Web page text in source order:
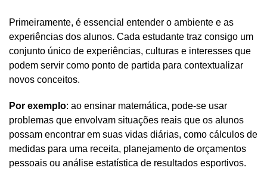
Primeiramente, é essencial entender o ambiente e as
experiências dos alunos. Cada estudante traz consigo um
conjunto único de experiências, culturas e interesses que
podem servir como ponto de partida para contextualizar
novos conceitos.
Por exemplo: ao ensinar matemática, pode-se usar
problemas que envolvam situações reais que os alunos
possam encontrar em suas vidas diárias, como cálculos de
medidas para uma receita, planejamento de orçamentos
pessoais ou análise estatística de resultados esportivos.